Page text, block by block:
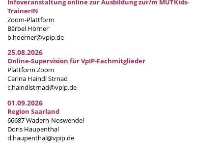
Infoveranstaltung online zur Ausbildung zur/m MUTKids-
TrainerIN
Zoom-Plattform
Bärbel Hörner
b.hoerner@vpip.de
25.08.2026
Online-Supervision für VpIP-Fachmitglieder
Plattform Zoom
Carina Haindl Strnad
c.haindlstrnad@vpip.de
01.09.2026
Region Saarland
66687 Wadern-Noswendel
Doris Haupenthal
d.haupenthal@vpip.de